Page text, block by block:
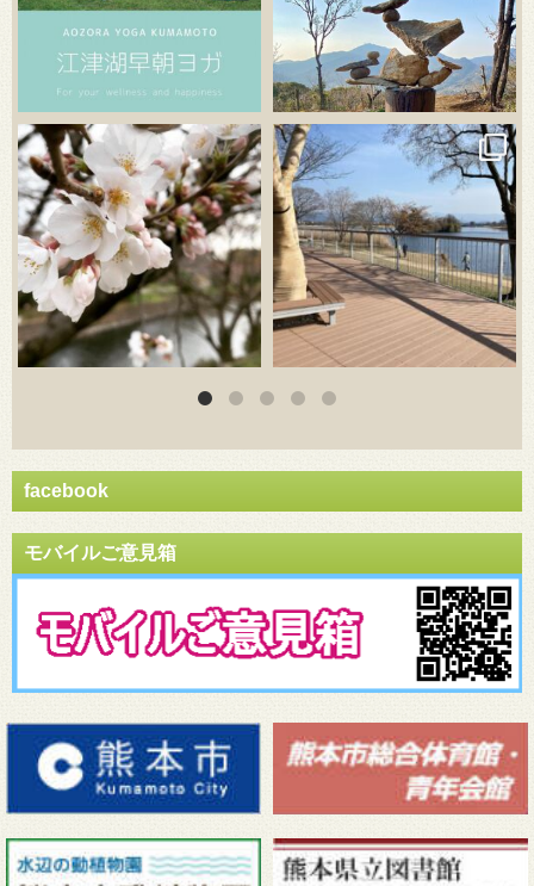
3月 20 3月 18
facebook
モバイルご意見箱